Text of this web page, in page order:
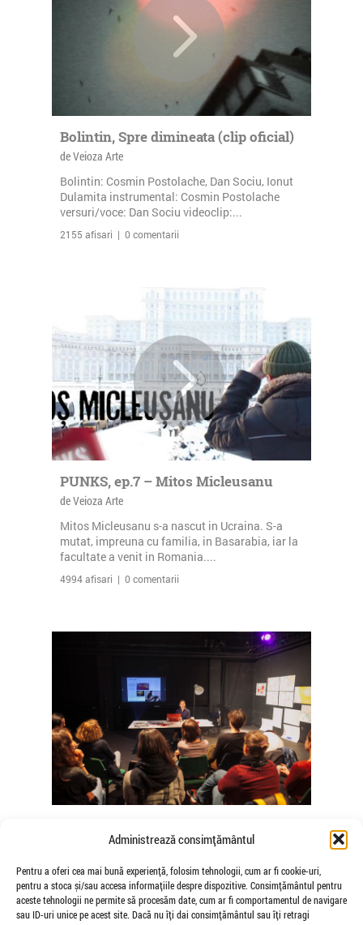
Administrează consimțământul
Pentru a oferi cea mai bună experiență, folosim tehnologii, cum ar fi cookie-uri,
pentru a stoca și/sau accesa informațiile despre dispozitive. Consimțământul pentru
aceste tehnologii ne permite să procesăm date, cum ar fi comportamentul de navigare
sau ID-uri unice pe acest site. Dacă nu îți dai consimțământul sau îți retragi
Bolintin, Spre dimineata (clip oficial)
de Veioza Arte
Bolintin: Cosmin Postolache, Dan Sociu, Ionut
Dulamita instrumental: Cosmin Postolache
versuri/voce: Dan Sociu videoclip:...
2155 afisari | 0 comentarii
PUNKS, ep.7 – Mitos Micleusanu
de Veioza Arte
Mitos Micleusanu s-a nascut in Ucraina. S-a
mutat, impreuna cu familia, in Basarabia, iar la
facultate a venit in Romania....
4994 afisari | 0 comentarii
Somatice susținute de coregrafele
Mădălina Dan și Valentina De Piante
Niculae
de Veioza Arte